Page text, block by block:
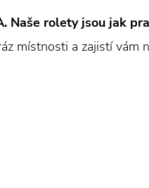
Naše rolety jsou jak
místnosti a zajistí vám